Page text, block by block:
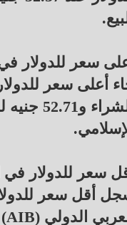
سعر للدولار
للشراء
سعر للدولار في
أقل سعر